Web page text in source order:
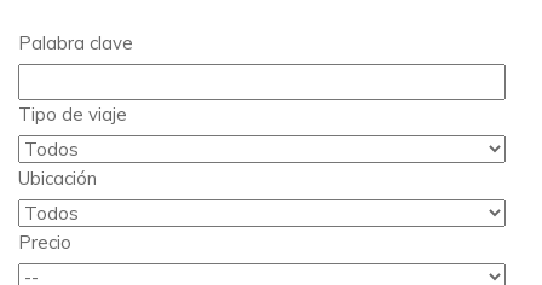
Palabra clave
Tipo de viaje
Ubicación
Precio